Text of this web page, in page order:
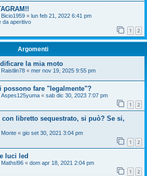
Bicio1959 « lun feb 21, 2022 6:41 pm
da aperitivo
1 2
Argomenti
la mia moto
Raistlin78 « mer nov 19, 2025 9:55 pm
possono fare "legalmente"?
Aspes125yuma « sab dic 30, 2023 7:07 pm
1 2
libretto sequestrato, si può? Se si,
Monte « gio set 30, 2021 3:04 pm
1 2
luci led
Mathsl96 « dom apr 18, 2021 2:04 pm
1 2